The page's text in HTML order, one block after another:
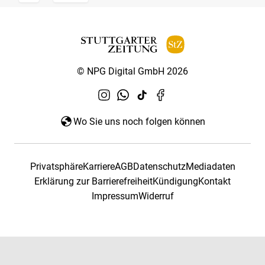
© NPG Digital GmbH 2026
Wo Sie uns noch folgen können
PrivatsphäreKarriereAGBDatenschutzMediadaten
Erklärung zur BarrierefreiheitKündigungKontakt
ImpressumWiderruf